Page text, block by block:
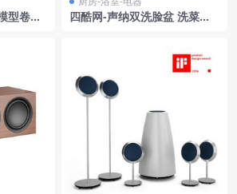
型卷纸
四酷网-声纳双洗脸盆 洗菜盆